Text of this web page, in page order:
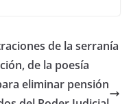
de la serranía
de la poesía
eliminar pensión